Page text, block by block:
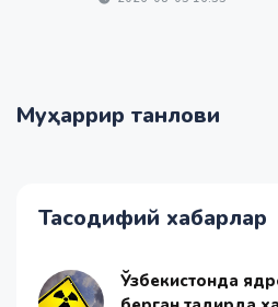
Муҳаррир танлови
Тасодифий хабарлар
Ўзбекистонда